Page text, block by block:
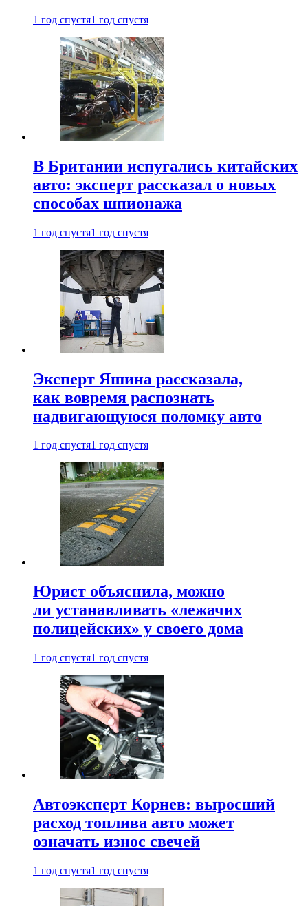
1 год спустя1 год спустя
В Британии испугались китайских
авто: эксперт рассказал о новых
способах шпионажа
1 год спустя1 год спустя
Эксперт Яшина рассказала,
как вовремя распознать
надвигающуюся поломку авто
1 год спустя1 год спустя
Юрист объяснила, можно
ли устанавливать «лежачих
полицейских» у своего дома
1 год спустя1 год спустя
Автоэксперт Корнев: выросший
расход топлива авто может
означать износ свечей
1 год спустя1 год спустя